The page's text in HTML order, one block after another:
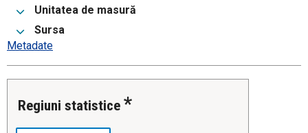
Unitatea de masură
Sursa
Metadate
Regiuni statistice